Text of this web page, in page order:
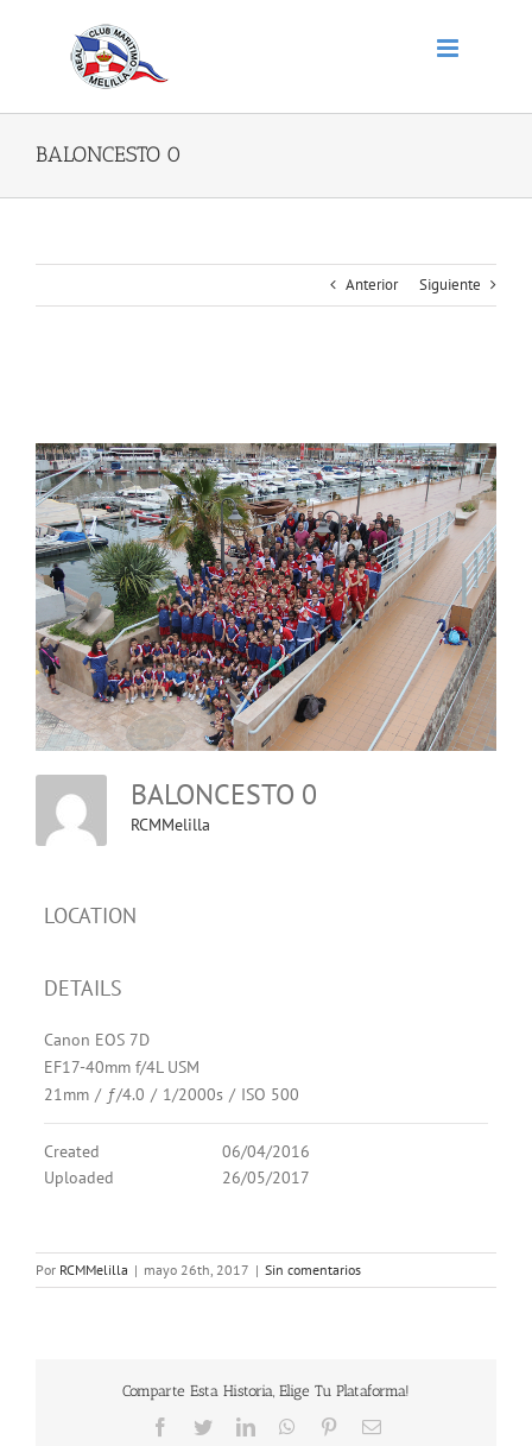
BALONCESTO 0
Anterior Siguiente
BALONCESTO 0
RCMMelilla
LOCATION
DETAILS
Canon EOS 7D
EF17-40mm f/4L USM
21mm / ƒ/4.0 / 1/2000s / ISO 500
Created
06/04/2016
Uploaded
26/05/2017
Por RCMMelilla | mayo 26th, 2017 | Sin comentarios
Comparte Esta Historia, Elige Tu Plataforma!
Facebook
TwitterLinkedInWhatsApp
PinterestCorreo